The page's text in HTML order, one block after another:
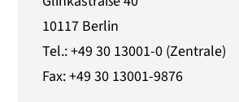
10117 Berlin
Tel.: +49 30 13001-0 (Zentrale)
Fax: +49 30 13001-9876